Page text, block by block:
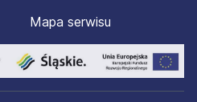
Mapa serwisu